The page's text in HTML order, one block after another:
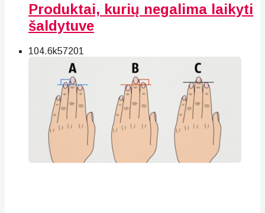
Produktai, kurių negalima laikyti
šaldytuve
104.6k57201